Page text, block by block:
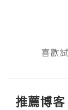
喜歡
推薦博客